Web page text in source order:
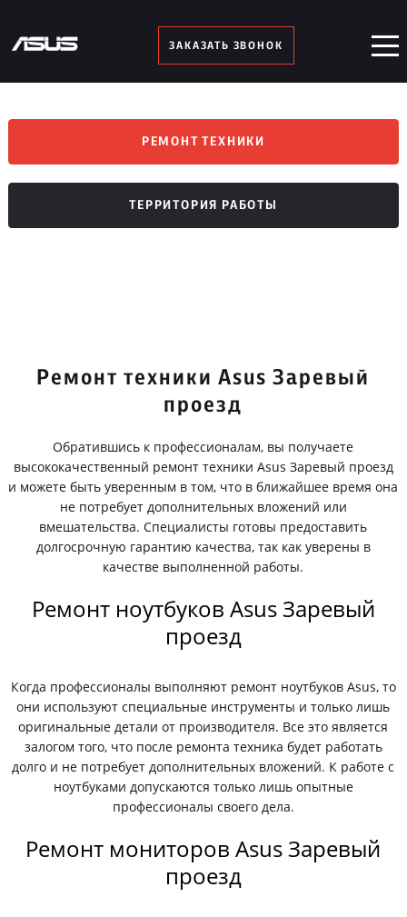
ЗАКАЗАТЬ ЗВОНОК
РЕМОНТ ТЕХНИКИ
ТЕРРИТОРИЯ РАБОТЫ
Ремонт техники Asus Заревый
проезд
Обратившись к профессионалам, вы получаете
высококачественный ремонт техники Asus Заревый проезд
и можете быть уверенным в том, что в ближайшее время она
не потребует дополнительных вложений или
вмешательства. Специалисты готовы предоставить
долгосрочную гарантию качества, так как уверены в
качестве выполненной работы.
Ремонт ноутбуков Asus Заревый
проезд
Когда профессионалы выполняют ремонт ноутбуков Asus, то
они используют специальные инструменты и только лишь
оригинальные детали от производителя. Все это является
залогом того, что после ремонта техника будет работать
долго и не потребует дополнительных вложений. К работе с
ноутбуками допускаются только лишь опытные
профессионалы своего дела.
Ремонт мониторов Asus Заревый
проезд